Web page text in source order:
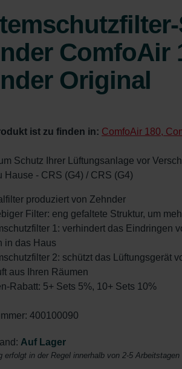
ComfoAir
Original
ist zu finden in: ComfoAir 180,
Schutz Ihrer Lüftungsanlage vor
Hause - CRS (G4) / CRS (G4)
produziert von Zehnder
Filter: eng gefaltete Struktur, um
1: verhindert das Eindringen
in das Haus
2: schützt das Lüftungsgerät
aus Ihren Räumen
Rabatt: 5+ Sets 5%, 10+ Sets 10%
400100090
Auf Lager
erfolgt in der Regel innerhalb von 2-5 Arbeitstagen